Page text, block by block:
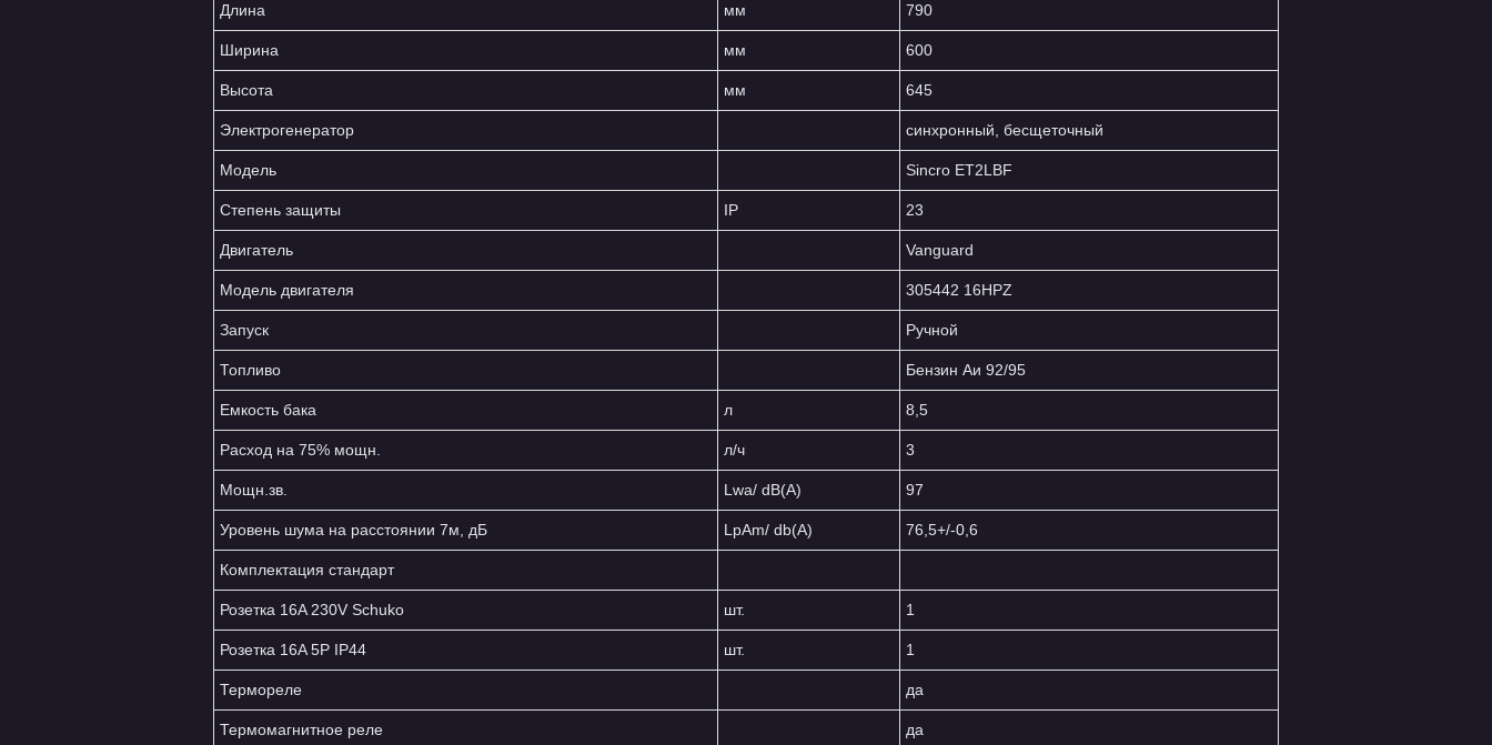
Длина мм 790
Ширина мм 600
Высота мм 645
Электрогенератор синхронный, бесщеточный
Модель Sincro ET2LBF
Степень защиты IP 23
Двигатель Vanguard
Модель двигателя 305442 16HPZ
Запуск Ручной
Топливо Бензин Аи 92/95
Емкость бака л 8,5
Расход на 75% мощн. л/ч 3
Мощн.зв. Lwa/ dB(A) 97
Уровень шума на расстоянии 7м, дБ LpAm/ db(A) 76,5+/-0,6
Комплектация стандарт
Розетка 16A 230V Schuko шт. 1
Розетка 16A 5P IP44 шт. 1
Термореле да
Термомагнитное реле да